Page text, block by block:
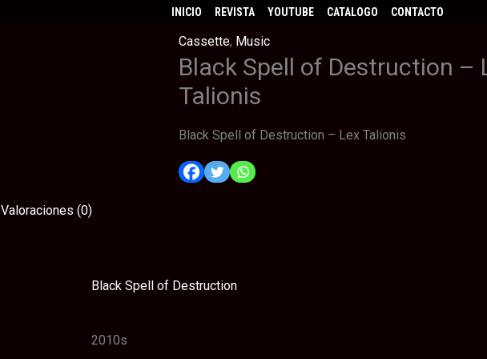
INICIO REVISTA YOUTUBE CATALOGO CONTACTO
Cassette, Music
Black Spell of Destruction –
Talionis
Black Spell of Destruction – Lex Talionis
Valoraciones (0)
Black Spell of Destruction
2010s